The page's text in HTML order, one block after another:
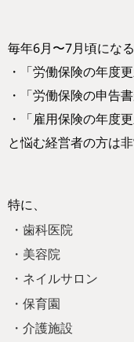
毎年6月〜7月頃になる
・「労働保険の年度
・「労働保険の申告
・「雇用保険の年度
と悩む経営者の方は非
特に、
・歯科医院
・美容院
・ネイルサロン
・保育園
・介護施設